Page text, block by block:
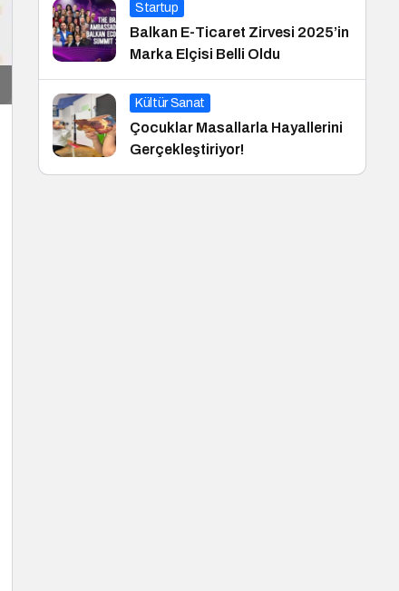
Startup
Balkan E-Ticaret Zirvesi 2025’in
Marka Elçisi Belli Oldu
Kültür Sanat
Çocuklar Masallarla Hayallerini
Gerçekleştiriyor!